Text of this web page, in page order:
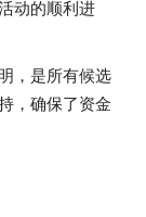
动的顺利进
，是所有候选
，确保了资金